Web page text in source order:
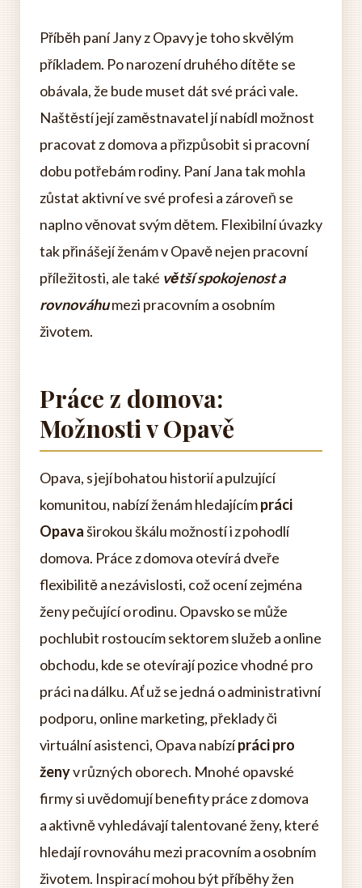
Příběh paní Jany z Opavy je toho skvělým
příkladem. Po narození druhého dítěte se
obávala, že bude muset dát své práci vale.
Naštěstí její zaměstnavatel jí nabídl možnost
pracovat z domova a přizpůsobit si pracovní
dobu potřebám rodiny. Paní Jana tak mohla
zůstat aktivní ve své profesi a zároveň se
naplno věnovat svým dětem. Flexibilní úvazky
tak přinášejí ženám v Opavě nejen pracovní
příležitosti, ale také větší spokojenost a
rovnováhumezi pracovním a osobním
životem.
Práce z domova:
Možnosti v Opavě
Opava, s její bohatou historií a pulzující
komunitou, nabízí ženám hledajícímpráci
Opavaširokou škálu možností i z pohodlí
domova. Práce z domova otevírá dveře
flexibilitě a nezávislosti, což ocení zejména
ženy pečující o rodinu. Opavsko se může
pochlubit rostoucím sektorem služeb a online
obchodu, kde se otevírají pozice vhodné pro
práci na dálku. Ať už se jedná o administrativní
podporu, online marketing, překlady či
virtuální asistenci, Opava nabízípráci pro
ženyv různých oborech. Mnohé opavské
firmy si uvědomují benefity práce z domova
a aktivně vyhledávají talentované ženy, které
hledají rovnováhu mezi pracovním a osobním
životem. Inspirací mohou být příběhy žen